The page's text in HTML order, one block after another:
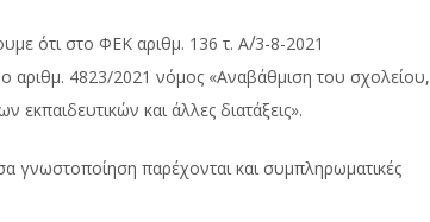
ότι στο ΦΕΚ αριθμ. 136 τ. Α΄/3-8-2021
αριθμ. 4823/2021 νόμος «Αναβάθμιση του σχολείου,
εκπαιδευτικών και άλλες διατάξεις».
γνωστοποίηση παρέχονται και συμπληρωματικές